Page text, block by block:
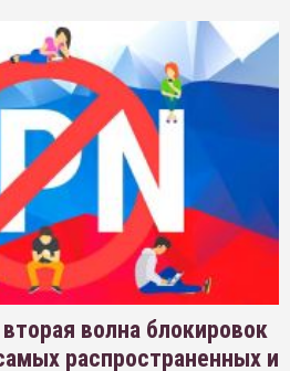
волна блокировок
распространенных и